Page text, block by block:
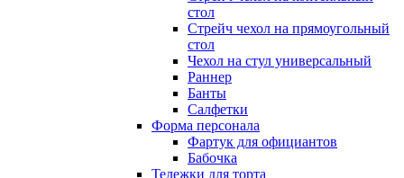
стол
Стрейч чехол на прямоугольный
стол
Чехол на стул универсальный
Раннер
Банты
Салфетки
Форма персонала
Фартук для официантов
Бабочка
Тележки для торта